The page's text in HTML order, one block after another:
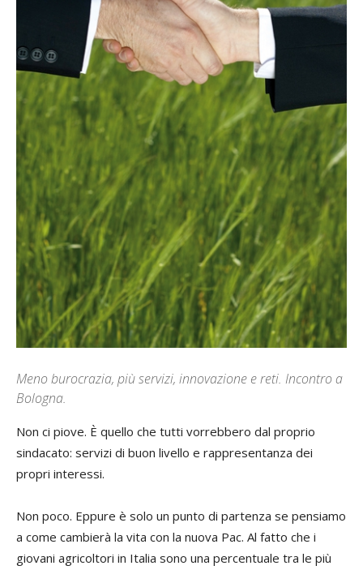
Meno burocrazia, più servizi, innovazione e reti. Incontro a
Bologna.
Non ci piove. È quello che tutti vorrebbero dal proprio
sindacato: servizi di buon livello e rappresentanza dei
propri interessi.
Non poco. Eppure è solo un punto di partenza se pensiamo
a come cambierà la vita con la nuova Pac. Al fatto che i
giovani agricoltori in Italia sono una percentuale tra le più